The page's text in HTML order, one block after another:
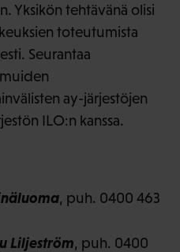
Yksikön tehtävänä olisi
toteutumista
Seurantaa
ay-järjestöjen
ILO:n kanssa.
, puh. 0400 463
Liljeström, puh. 0400